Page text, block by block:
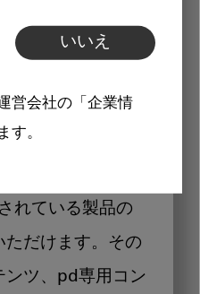
いいえ
営会社の「企業情
す。
閲覧可能
れている製品の
だけます。その
ンツ、pd専用コン